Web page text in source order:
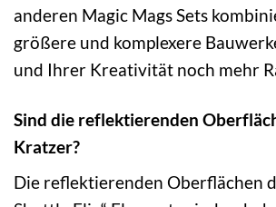
anderen Magic Mags Sets
größere und komplexere
und Ihrer Kreativität noch mehr
Sind die reflektierenden
Kratzer?
Die reflektierenden Oberflächen